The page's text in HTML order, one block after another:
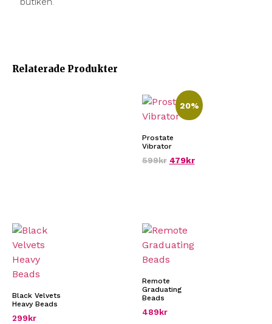
Relaterade Produkter
20%
Prostate
Vibrator
599kr 479kr
Black Velvets
Heavy Beads
299kr
Remote
Graduating
Beads
489kr